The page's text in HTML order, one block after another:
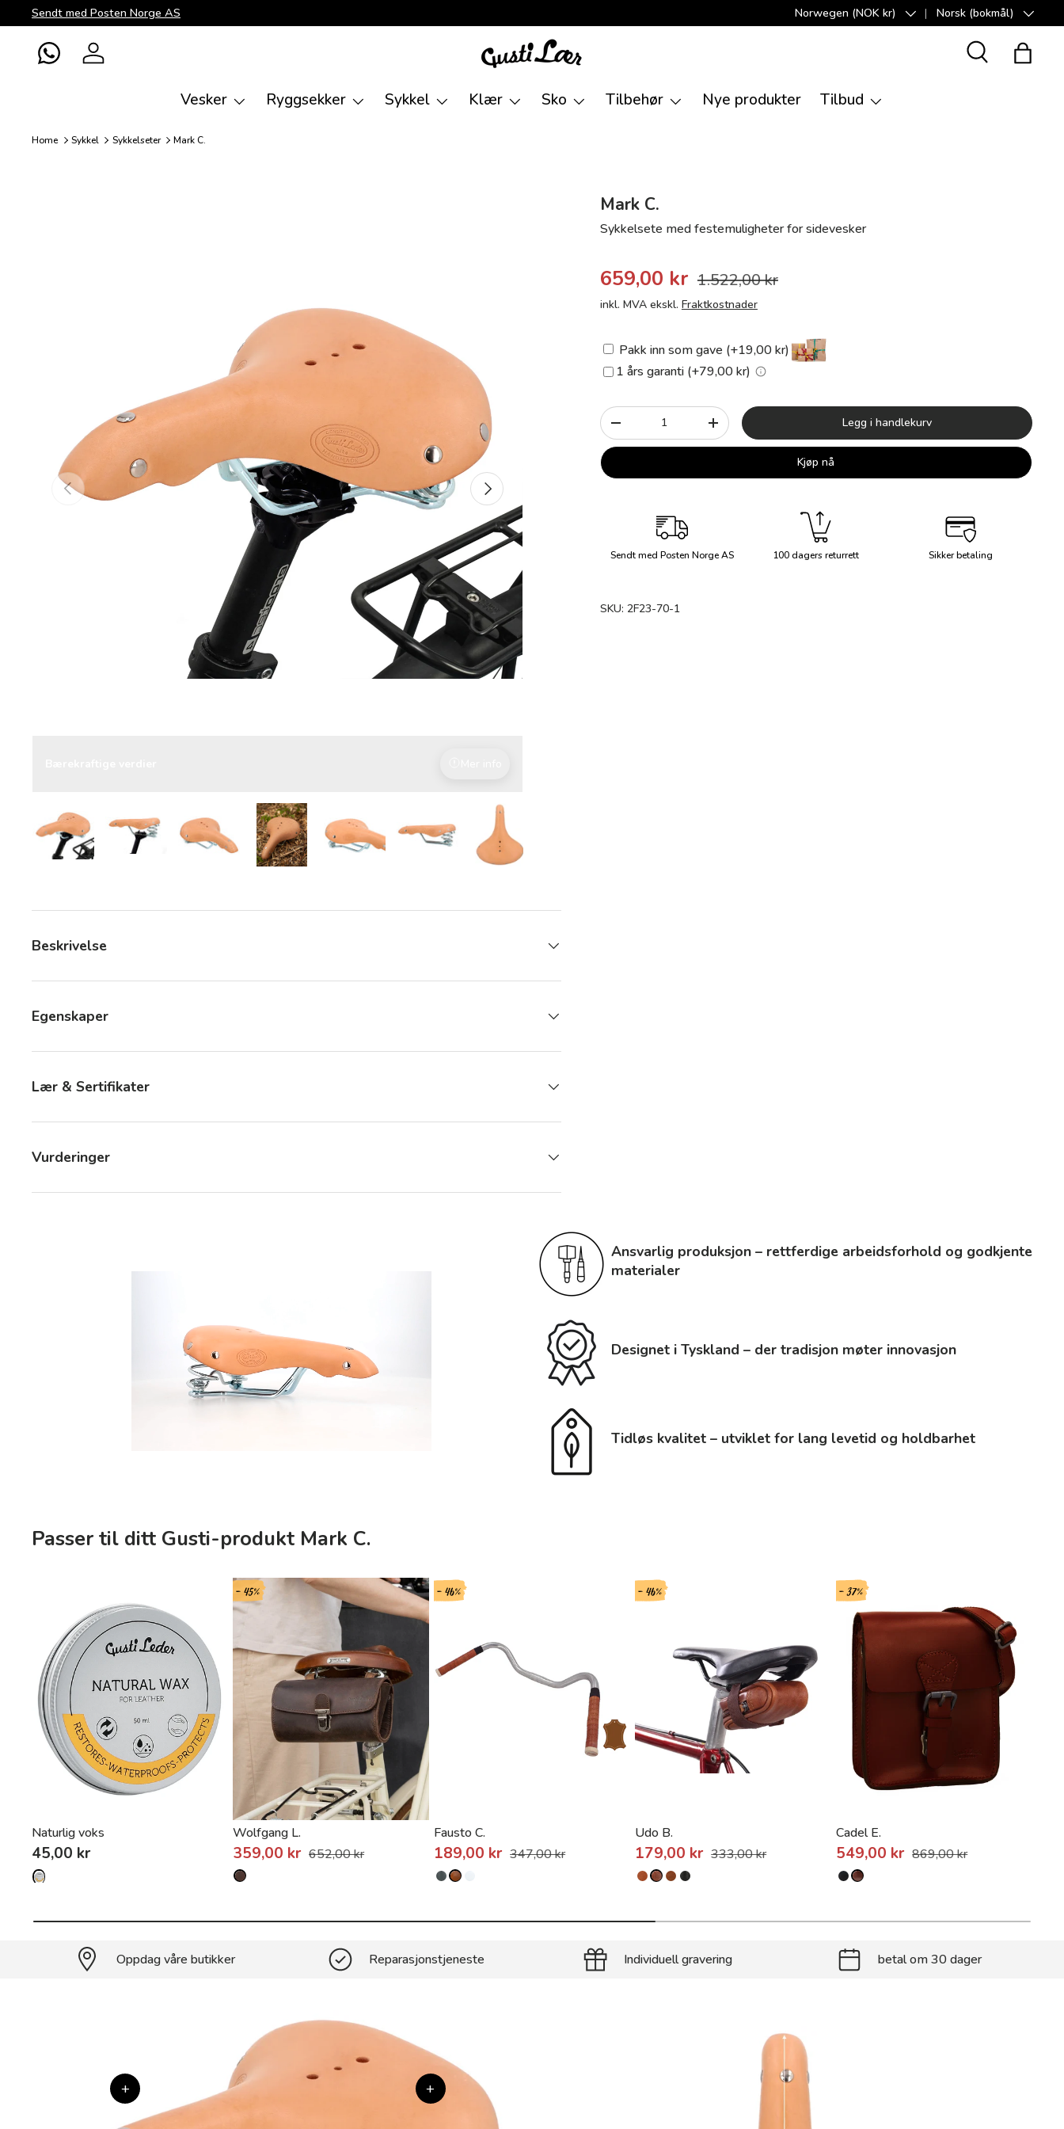
Direkte til innhold
Sendt med Posten Norge AS Land/Region
Norwegen (NOK kr) SpråkNorsk (bokmål)
WhatsAppLogg inn Suche
Vesker Ryggsekker Sykkel Klær Sko Tilbehør Nye produkter Tilbud
Home Sykkel Sykkelseter Mark C.
Forrige Neste
Mark C.
Sykkelsete med festemuligheter for sidevesker
659,00 kr 1.522,00 kr
inkl. MVA ekskl. Fraktkostnader
Pakk inn som gave (+19,00 kr)
1 års garanti (+79,00 kr)
Antall
-
+ Legg i handlekurv
Kjøp nå
Sendt med Posten Norge AS 100 dagers returrett Sikker betaling
SKU: 2F23-70-1
Beskrivelse
Egenskaper
Lær & Sertifikater
Vurderinger
Ansvarlig produksjon – rettferdige arbeidsforhold og godkjente
materialer
Designet i Tyskland – der tradisjon møter innovasjon
Tidløs kvalitet – utviklet for lang levetid og holdbarhet
Passer til ditt Gusti-produkt Mark C.
Naturlig voks
45,00 kr
- 45%
Wolfgang L.
359,00 kr 652,00 kr
- 46%
Fausto C.
189,00 kr 347,00 kr
- 46%
Udo B.
179,00 kr 333,00 kr
- 37%
Cadel E.
549,00 kr 869,00 kr
Oppdag våre butikker Reparasjonstjeneste Individuell gravering betal om 30 dager
+ +